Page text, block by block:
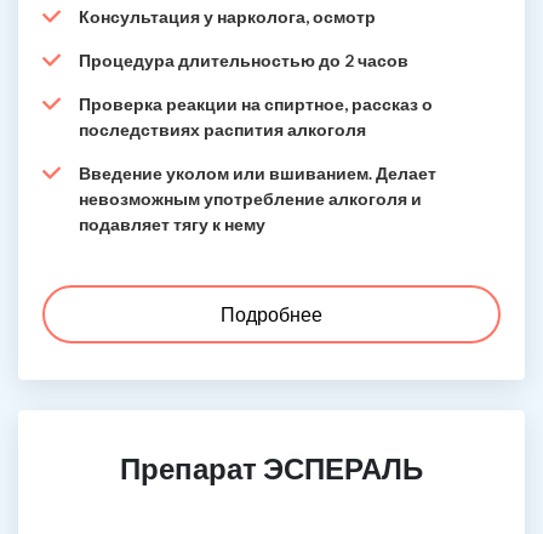
Консультация у нарколога, осмотр
Процедура длительностью до 2 часов
Проверка реакции на спиртное, рассказ о
последствиях распития алкоголя
Введение уколом или вшиванием. Делает
невозможным употребление алкоголя и
подавляет тягу к нему
Подробнее
Препарат ЭСПЕРАЛЬ